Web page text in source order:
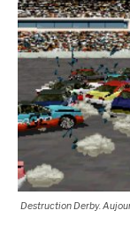
Destruction Derby.